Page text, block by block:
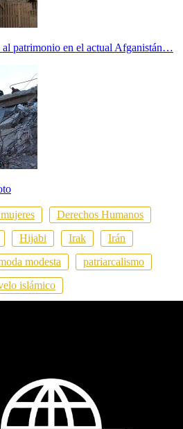
al patrimonio en el actual Afganistán…
Derechos Humanos
Hijabi Irak
Irán
modesta
patriarcalismo
islámico